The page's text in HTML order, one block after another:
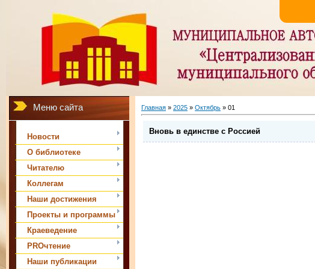
Меню сайта
Новости
О библиотеке
Читателю
Коллегам
Наши достижения
Проекты и программы
Краеведение
PROчтение
Наши публикации
Главная » 2025 » Октябрь » 01
Вновь в единстве с Россией